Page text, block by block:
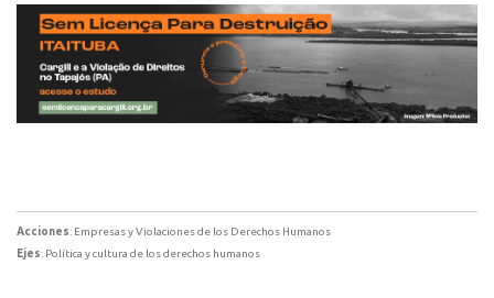
Acciones: Empresas y Violaciones de los Derechos Humanos
Ejes: Política y cultura de los derechos humanos